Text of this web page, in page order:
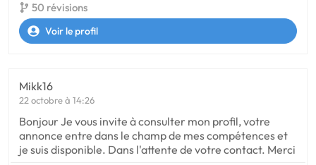
50 révisions
Voir le profil
Mikk16
22 octobre à 14:26
Bonjour Je vous invite à consulter mon profil, votre
annonce entre dans le champ de mes compétences et
je suis disponible. Dans l'attente de votre contact. Merci